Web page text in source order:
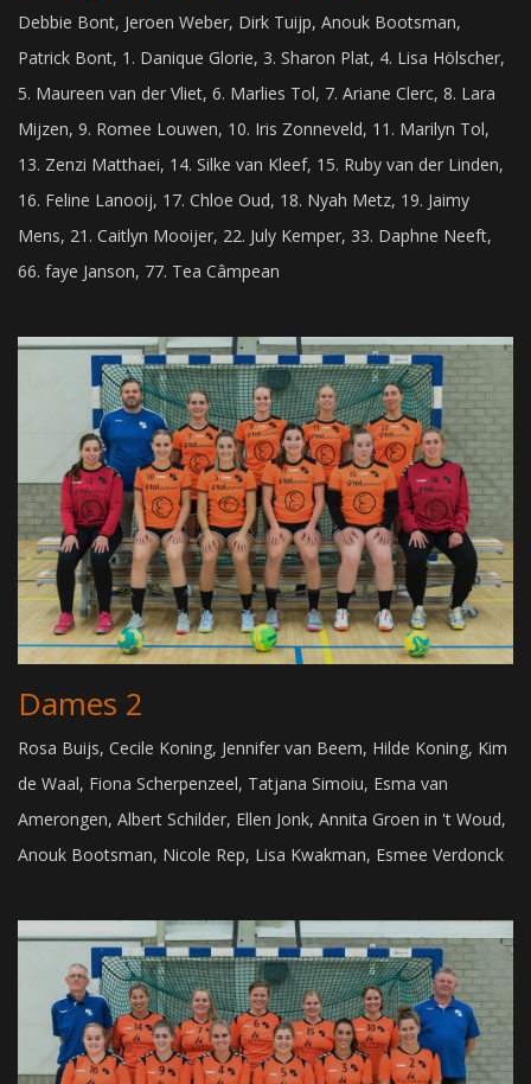
Debbie Bont, Jeroen Weber, Dirk Tuijp, Anouk Bootsman,
Patrick Bont, 1. Danique Glorie, 3. Sharon Plat, 4. Lisa Hölscher,
5. Maureen van der Vliet, 6. Marlies Tol, 7. Ariane Clerc, 8. Lara
Mijzen, 9. Romee Louwen, 10. Iris Zonneveld, 11. Marilyn Tol,
13. Zenzi Matthaei, 14. Silke van Kleef, 15. Ruby van der Linden,
16. Feline Lanooij, 17. Chloe Oud, 18. Nyah Metz, 19. Jaimy
Mens, 21. Caitlyn Mooijer, 22. July Kemper, 33. Daphne Neeft,
66. faye Janson, 77. Tea Câmpean
Dames 2
Rosa Buijs, Cecile Koning, Jennifer van Beem, Hilde Koning, Kim
de Waal, Fiona Scherpenzeel, Tatjana Simoiu, Esma van
Amerongen, Albert Schilder, Ellen Jonk, Annita Groen in 't Woud,
Anouk Bootsman, Nicole Rep, Lisa Kwakman, Esmee Verdonck